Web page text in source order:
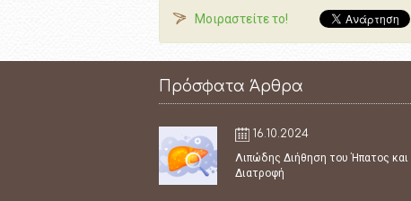
Μοιραστείτε το!
Πρόσφατα Άρθρα
16.10.2024
Λιπώδης Διήθηση του Ήπατος και
Διατροφή